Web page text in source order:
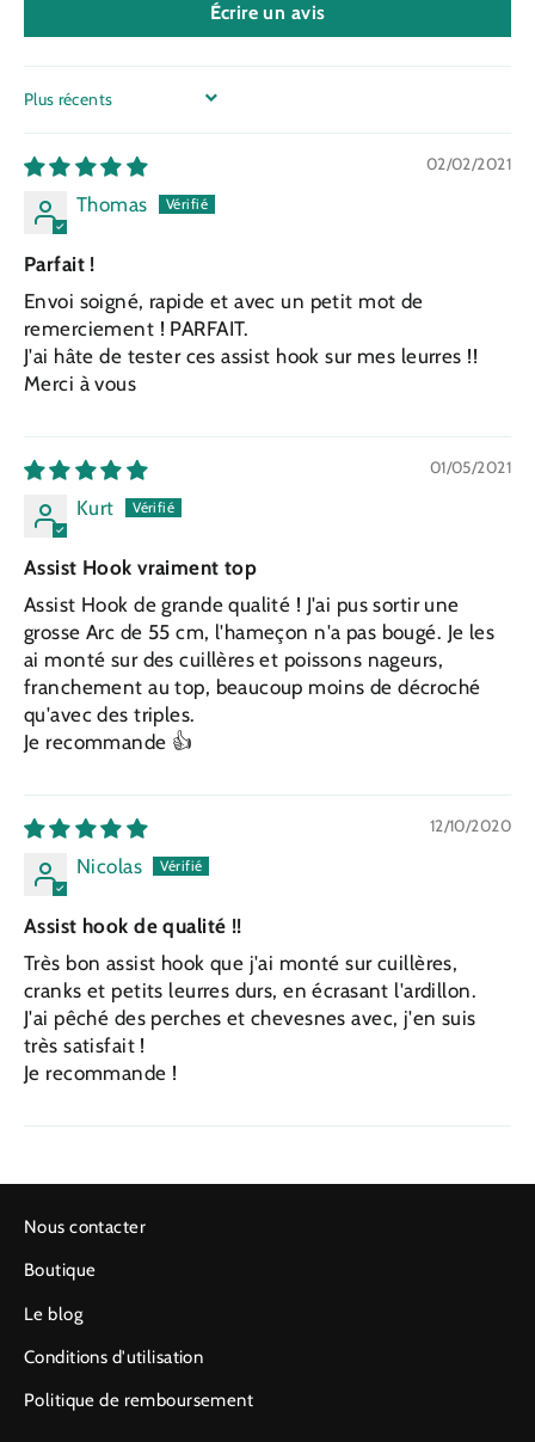
Écrire un avis
SORT BY
02/02/2021
Thomas
Parfait !
Envoi soigné, rapide et avec un petit mot de
remerciement ! PARFAIT.
J'ai hâte de tester ces assist hook sur mes leurres !!
Merci à vous
01/05/2021
Kurt
Assist Hook vraiment top
Assist Hook de grande qualité ! J'ai pus sortir une
grosse Arc de 55 cm, l'hameçon n'a pas bougé. Je les
ai monté sur des cuillères et poissons nageurs,
franchement au top, beaucoup moins de décroché
qu'avec des triples.
Je recommande 👍
12/10/2020
Nicolas
Assist hook de qualité !!
Très bon assist hook que j'ai monté sur cuillères,
cranks et petits leurres durs, en écrasant l'ardillon.
J'ai pêché des perches et chevesnes avec, j'en suis
très satisfait !
Je recommande !
Nous contacter
Boutique
Le blog
Conditions d'utilisation
Politique de remboursement